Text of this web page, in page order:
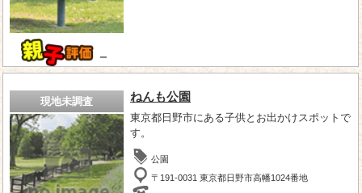
－
現地未調査 ねんも公園
東京都日野市にある子供とお出かけスポットで
す。
公園
〒191-0031 東京都日野市高幡1024番地